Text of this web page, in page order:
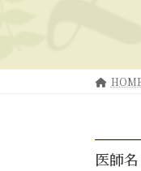
医師名